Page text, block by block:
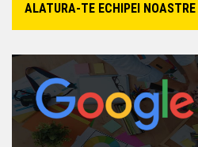
ALATURA-TE ECHIPEI NOASTRE